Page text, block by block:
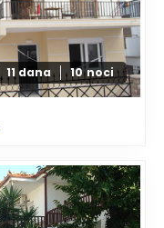
11 dana 10 noci